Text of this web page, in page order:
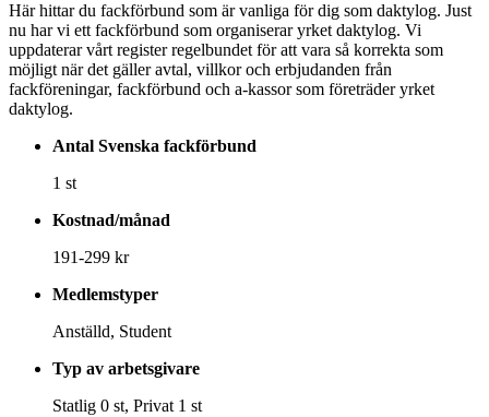
Här hittar du fackförbund som är vanliga för dig som daktylog. Just
nu har vi ett fackförbund som organiserar yrket daktylog. Vi
uppdaterar vårt register regelbundet för att vara så korrekta som
möjligt när det gäller avtal, villkor och erbjudanden från
fackföreningar, fackförbund och a-kassor som företräder yrket
daktylog.
Antal Svenska fackförbund
1 st
Kostnad/månad
191-299 kr
Medlemstyper
Anställd, Student
Typ av arbetsgivare
Statlig 0 st, Privat 1 st